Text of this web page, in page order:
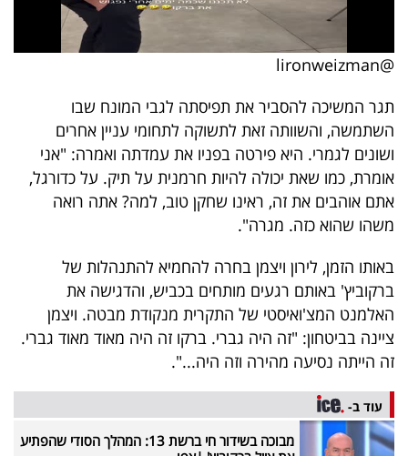
פרסמו
עקבו
אחרינו:
@lironweizman
תגר המשיכה להסביר את תפיסתה לגבי המונח שבו
השתמשה, והשוותה זאת לתשוקה לתחומי עניין אחרים
ושונים לגמרי. היא פירטה בפניו את עמדתה ואמרה: "אני
אומרת, כמו שאת יכולה להיות חרמנית על תיק. על כדורגל,
אתם אוהבים את זה, ראינו שחקן טוב, למה? אתה רואה
משהו שהוא כזה. מגרה".
באותו הזמן, לירון ויצמן בחרה להחמיא להתנהלות של
ברקוביץ' באותם רגעים מותחים בכביש, והדגישה את
האלמנט המצ'ואיסטי של התקרית מנקודת מבטה. ויצמן
ציינה בביטחון: "זה היה גברי. ברקו זה היה מאוד מאוד גברי.
זה הייתה נסיעה מהירה וזה היה...".
עוד ב-
מבוכה בשידור חי ברשת 13: המהלך הסודי שהפתיע